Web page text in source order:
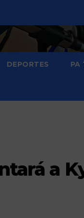
DEPORTES PA
a